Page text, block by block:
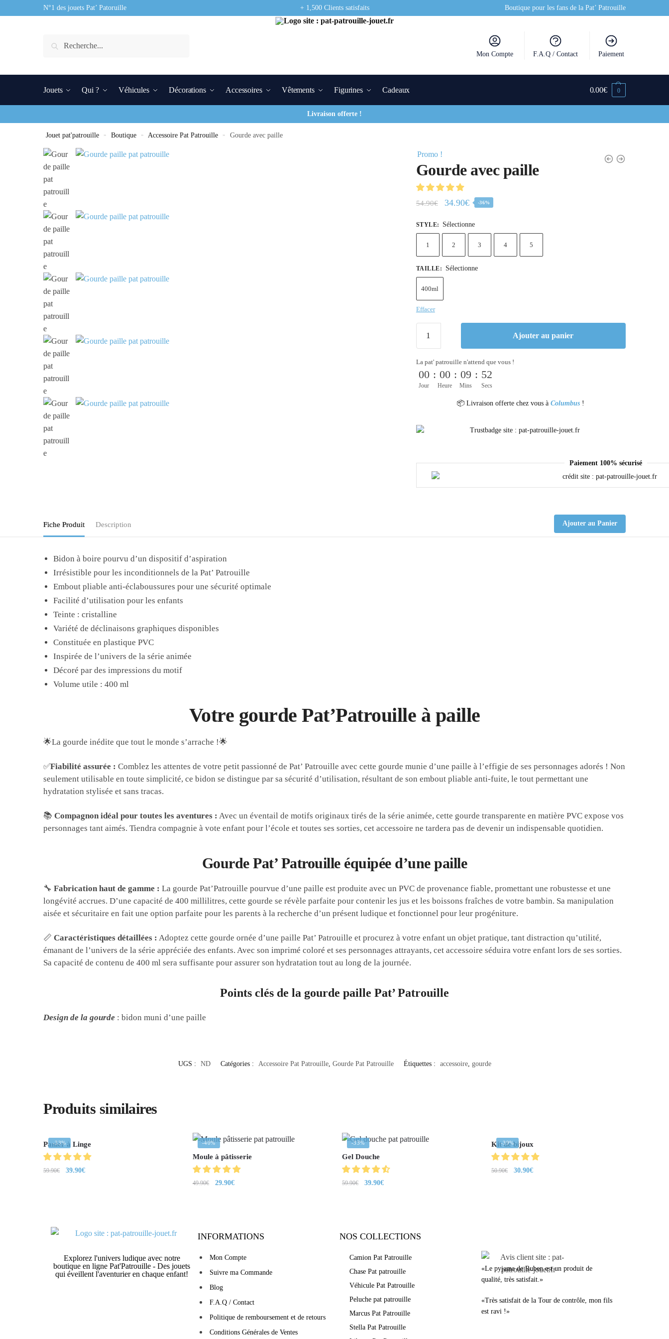
N°1 des jouets Pat’ Patoruille + 1,500 Clients satisfaits Boutique pour les fans de la Pat’ Patrouille
Recherche
Mon Compte F.A.Q / Contact Paiement
Jouets Qui ? Véhicules Décorations Accessoires Vêtements Figurines Cadeaux 0.00€ 0
Livraison offerte !
Jouet pat'patrouille » Boutique » Accessoire Pat Patrouille » Gourde avec paille
Promo !
Gourde avec paille
54.90€ 34.90€ -36%
STYLE: Sélectionne
1 2 3 4 5
TAILLE: Sélectionne
400ml
Effacer
Ajouter au panier
La pat' patrouille n'attend que vous !
00
Jour
: 00
Heure
: 09
Mins
: 52
Secs
📦 Livraison offerte chez vous àColumbus !
Paiement 100% sécurisé
Fiche Produit Description Ajouter au Panier
Bidon à boire pourvu d’un dispositif d’aspiration
Irrésistible pour les inconditionnels de la Pat’ Patrouille
Embout pliable anti-éclaboussures pour une sécurité optimale
Facilité d’utilisation pour les enfants
Teinte : cristalline
Variété de déclinaisons graphiques disponibles
Constituée en plastique PVC
Inspirée de l’univers de la série animée
Décoré par des impressions du motif
Volume utile : 400 ml
Votre gourde Pat’Patrouille à paille
🌟La gourde inédite que tout le monde s’arrache !🌟
✅Fiabilité assurée :Comblez les attentes de votre petit passionné de Pat’ Patrouille avec cette gourde munie d’une paille à l’effigie de ses personnages adorés ! Non
seulement utilisable en toute simplicité, ce bidon se distingue par sa sécurité d’utilisation, résultant de son embout pliable anti-fuite, le tout permettant une
hydratation stylisée et sans tracas.
📚Compagnon idéal pour toutes les aventures : Avec un éventail de motifs originaux tirés de la série animée, cette gourde transparente en matière PVC expose vos
personnages tant aimés. Tiendra compagnie à vote enfant pour l’école et toutes ses sorties, cet accessoire ne tardera pas de devenir un indispensable quotidien.
Gourde Pat’ Patrouille équipée d’une paille
🔧Fabrication haut de gamme : La gourde Pat’Patrouille pourvue d’une paille est produite avec un PVC de provenance fiable, promettant une robustesse et une
longévité accrues. D’une capacité de 400 millilitres, cette gourde se révèle parfaite pour contenir les jus et les boissons fraîches de votre bambin. Sa manipulation
aisée et sécuritaire en fait une option parfaite pour les parents à la recherche d’un présent ludique et fonctionnel pour leur progéniture.
📏Caractéristiques détaillées : Adoptez cette gourde ornée d’une paille Pat’ Patrouille et procurez à votre enfant un objet pratique, tant distraction qu’utilité,
émanant de l’univers de la série appréciée des enfants. Avec son imprimé coloré et ses personnages attrayants, cet accessoire séduira votre enfant lors de ses sorties.
Sa capacité de contenu de 400 ml sera suffisante pour assurer son hydratation tout au long de la journée.
Points clés de la gourde paille Pat’ Patrouille
Design de la gourde : bidon muni d’une paille
UGS : ND Catégories : Accessoire Pat Patrouille, Gourde Pat Patrouille Étiquettes : accessoire, gourde
Produits similaires
-33%
Panier à Linge
59.90€ 39.90€
-40%
Moule à pâtisserie
49.90€ 29.90€
-33%
Gel Douche
59.90€ 39.90€
-39%
Kit de bijoux
50.90€ 30.90€
Explorez l'univers ludique avec notre
boutique en ligne Pat'Patrouille - Des jouets
qui éveillent l'aventurier en chaque enfant!
INFORMATIONS
Mon Compte
Suivre ma Commande
Blog
F.A.Q / Contact
Politique de remboursement et de retours
Conditions Générales de Ventes
NOS COLLECTIONS
Camion Pat Patrouille
Chase Pat patrouille
Véhicule Pat Patrouille
Peluche pat patrouille
Marcus Pat Patrouille
Stella Pat Patrouille
«Le pyjama de Ruben est un produit de
qualité, très satisfait.»
«Très satisfait de la Tour de contrôle, mon fils
est ravi !»